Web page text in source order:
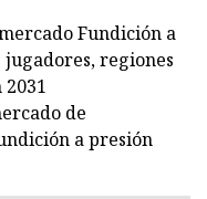
Fundición a
regiones
de
a presión